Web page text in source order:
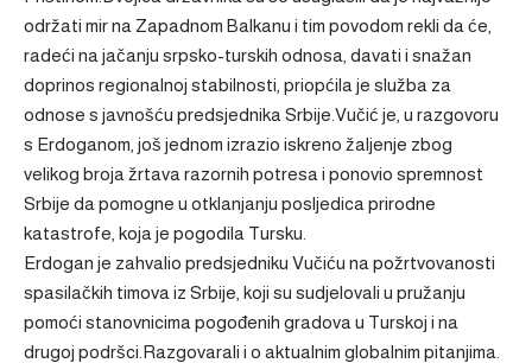
održati mir na Zapadnom Balkanu i tim povodom rekli da će,
radeći na jačanju srpsko-turskih odnosa, davati i snažan
doprinos regionalnoj stabilnosti, priopćila je služba za
odnose s javnošću predsjednika Srbije.Vučić je, u razgovoru
s Erdoganom, još jednom izrazio iskreno žaljenje zbog
velikog broja žrtava razornih potresa i ponovio spremnost
Srbije da pomogne u otklanjanju posljedica prirodne
katastrofe, koja je pogodila Tursku.
Erdogan je zahvalio predsjedniku Vučiću na požrtvovanosti
spasilačkih timova iz Srbije, koji su sudjelovali u pružanju
pomoći stanovnicima pogođenih gradova u Turskoj i na
drugoj podršci.Razgovarali i o aktualnim globalnim pitanjima.